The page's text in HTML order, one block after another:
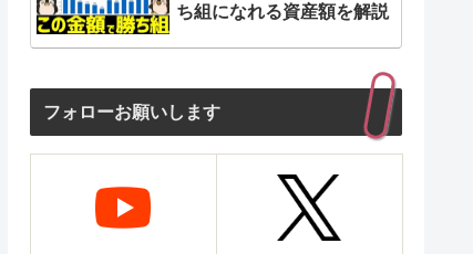
ち組になれる資産額を解説
フォローお願いします